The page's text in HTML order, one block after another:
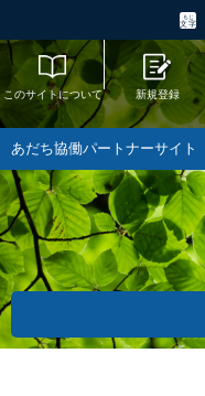
このサイトについて 新規登録
あだち協働パートナーサイト